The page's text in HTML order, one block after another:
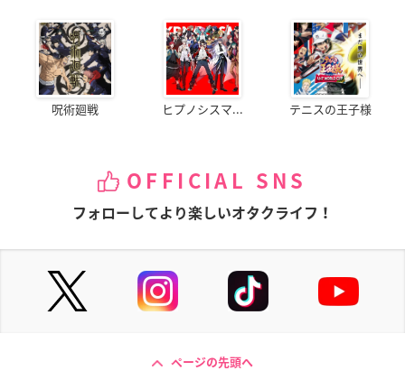
呪術廻戦 ヒプノシスマ... テニスの王子様
OFFICIAL SNS
フォローしてより楽しいオタクライフ！
ページの先頭へ